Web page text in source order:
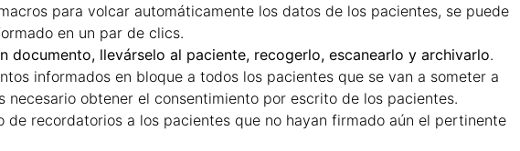
para volcar automáticamente los datos de los pacientes, se puede
en un par de clics.
documento, llevárselo al paciente, recogerlo, escanearlo y archivarlo.
informados en bloque a todos los pacientes que se van a someter a
necesario obtener el consentimiento por escrito de los pacientes.
de recordatorios a los pacientes que no hayan firmado aún el pertinente